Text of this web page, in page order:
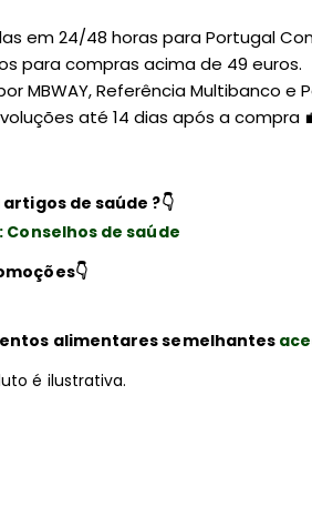
em 24/48 horas para Portugal
para compras acima de 49 euros.
MBWAY, Referência Multibanco e
até 14 dias após a compra
de saúde ?👇
Conselhos de saúde
👇
alimentares semelhantes
é ilustrativa.